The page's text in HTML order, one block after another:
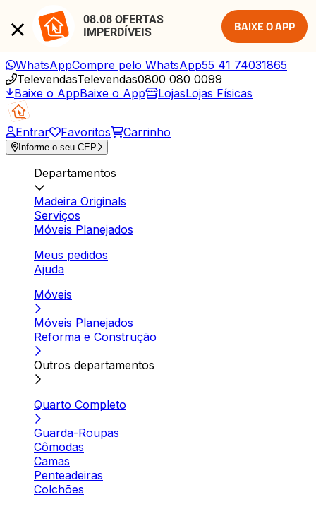
08.08 OFERTAS
IMPERDÍVEIS
BAIXE O APP
WhatsAppCompre pelo WhatsApp55 41 74031865
TelevendasTelevendas0800 080 0099
Baixe o AppBaixe o App LojasLojas Físicas
Entrar Favoritos Carrinho
Informe o seu CEP
Departamentos
Madeira Originals
Serviços
Móveis Planejados
Meus pedidos
Ajuda
Móveis
Móveis Planejados
Reforma e Construção
Outros departamentos
Quarto Completo
Guarda-Roupas
Cômodas
Camas
Penteadeiras
Colchões